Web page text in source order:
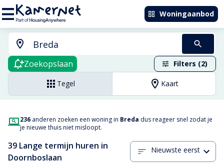
Woningaanbod
Zoekopslaan Filters (2)
Tegel Kaart
236 anderen zoeken een woning in Breda dus reageer snel zodat je
je nieuwe thuis niet misloopt.
39 Lange termijn huren in
Doornboslaan
Nieuwste eerst